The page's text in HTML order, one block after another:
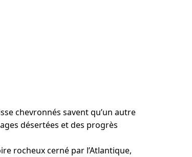
chevronnés savent qu’un autre
désertées et des progrès
rocheux cerné par l’Atlantique,